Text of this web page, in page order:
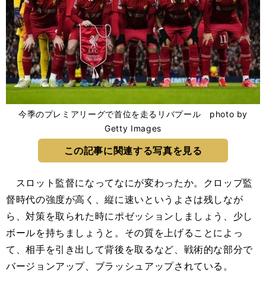
今季のプレミアリーグで首位を走るリバプール photo by
Getty Images
この記事に関連する写真を見る
スロット監督になってなにが変わったか。クロップ監
督時代の強度が高く、縦に速いというよさは残しなが
ら、対策を取られた時にポゼッションしましょう、少し
ボールを持ちましょうと。その質を上げることによっ
て、相手を引き出して背後を取るなど、戦術的な部分で
バージョンアップ、ブラッシュアップされている。